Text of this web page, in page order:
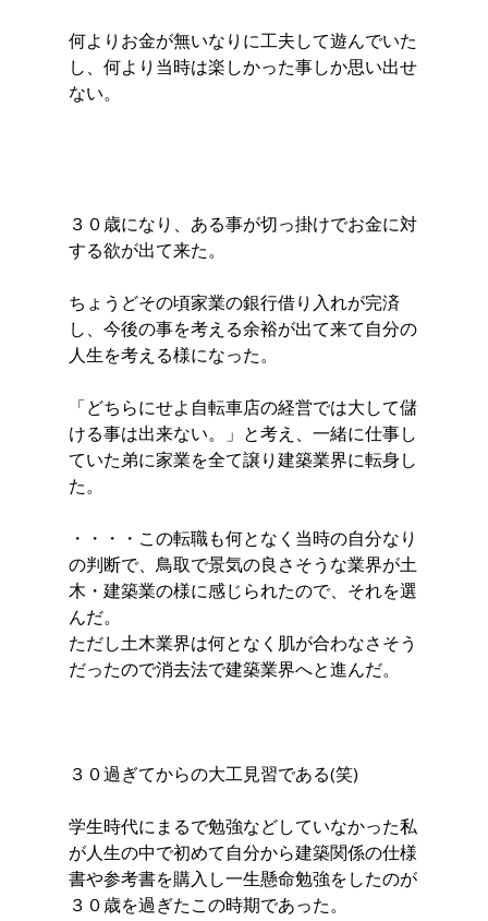
何よりお金が無いなりに工夫して遊んでいた
し、何より当時は楽しかった事しか思い出せ
ない。
３０歳になり、ある事が切っ掛けでお金に対
する欲が出て来た。
ちょうどその頃家業の銀行借り入れが完済
し、今後の事を考える余裕が出て来て自分の
人生を考える様になった。
「どちらにせよ自転車店の経営では大して儲
ける事は出来ない。」と考え、一緒に仕事し
ていた弟に家業を全て譲り建築業界に転身し
た。
・・・・この転職も何となく当時の自分なり
の判断で、鳥取で景気の良さそうな業界が土
木・建築業の様に感じられたので、それを選
んだ。
ただし土木業界は何となく肌が合わなさそう
だったので消去法で建築業界へと進んだ。
３０過ぎてからの大工見習である(笑)
学生時代にまるで勉強などしていなかった私
が人生の中で初めて自分から建築関係の仕様
書や参考書を購入し一生懸命勉強をしたのが
３０歳を過ぎたこの時期であった。